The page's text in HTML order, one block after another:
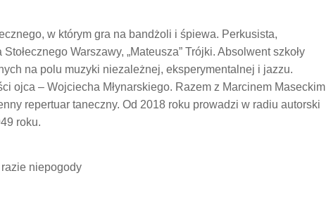
w którym gra na bandżoli i śpiewa. Perkusista,
Warszawy, „Mateusza” Trójki. Absolwent szkoły
na polu muzyki niezależnej, eksperymentalnej i jazzu.
ojca – Wojciecha Młynarskiego. Razem z Marcinem Maseckim
repertuar taneczny. Od 2018 roku prowadzi w radiu autorski
roku.
niepogody